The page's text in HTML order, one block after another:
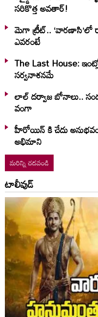
సరికొత్త అవతార్!
మెగా ట్రీట్..
ఎవరంటే
The Last House:
సర్వనాశనమే
లాల్ ద‌ర్వాజ‌ బోనాలు..
వంగా
హీరోయిన్ కి చేదు
అభిమాని
మరిన్ని చదవండి
టాలీవుడ్